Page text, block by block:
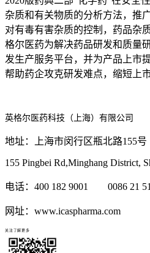
杂质和有关物质的分析方法，推
对有毒有害杂质的控制，药品杂
格尔医药为解决药品研发和质量
发生产服务平台，并为产品上市
帮助药企攻克研发难点，缩短上市
英格尔医药科技（上海）有限公司
地址：上海市闵行区瓶北路155号
155 Pingbei Rd,Minghang District,
电话：400 182 9001 0086 21
网址：www.icaspharma.com
关注了解更多